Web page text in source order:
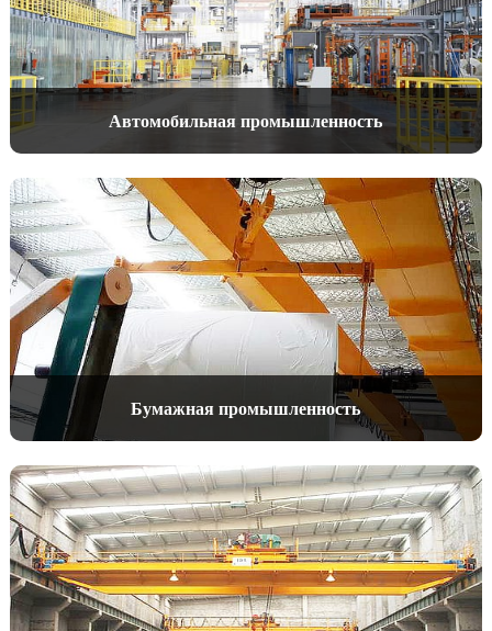
Автомобильная промышленность
Бумажная промышленность